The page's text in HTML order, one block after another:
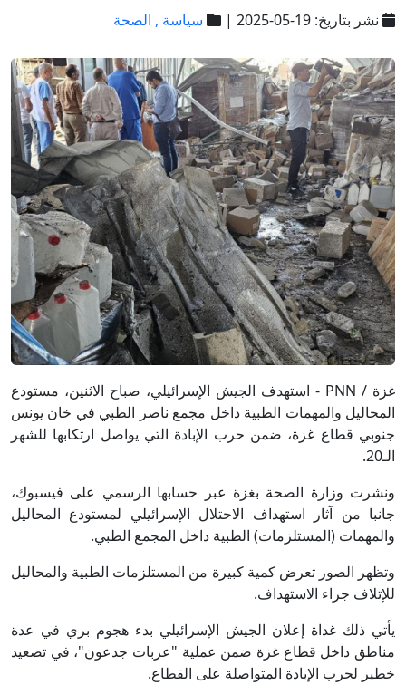
نشر بتاريخ: 19-05-2025 | سياسة , الصحة
غزة / PNN - استهدف الجيش الإسرائيلي، صباح الاثنين، مستودع
المحاليل والمهمات الطبية داخل مجمع ناصر الطبي في خان يونس
جنوبي قطاع غزة، ضمن حرب الإبادة التي يواصل ارتكابها للشهر
الـ20.
ونشرت وزارة الصحة بغزة عبر حسابها الرسمي على فيسبوك،
جانبا من آثار استهداف الاحتلال الإسرائيلي لمستودع المحاليل
والمهمات (المستلزمات) الطبية داخل المجمع الطبي.
وتظهر الصور تعرض كمية كبيرة من المستلزمات الطبية والمحاليل
للإتلاف جراء الاستهداف.
يأتي ذلك غداة إعلان الجيش الإسرائيلي بدء هجوم بري في عدة
مناطق داخل قطاع غزة ضمن عملية "عربات جدعون"، في تصعيد
خطير لحرب الإبادة المتواصلة على القطاع.